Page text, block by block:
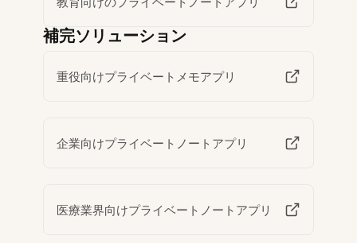
補完ソリューション
重役向けプライベートメモアプリ
企業向けプライベートノートアプリ
医療業界向けプライベートノートアプリ